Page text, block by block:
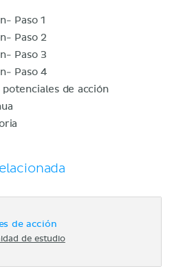
Paso 1
Paso 2
Paso 3
Paso 4
de acción
de acción
de estudio